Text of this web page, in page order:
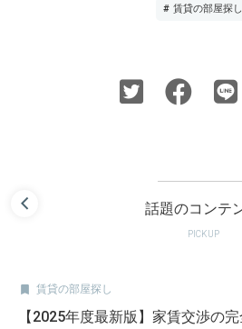
# 賃貸の部屋探し
話題のコンテ
PICKUP
 賃貸の部屋探し
【2025年度最新版】家賃交渉の